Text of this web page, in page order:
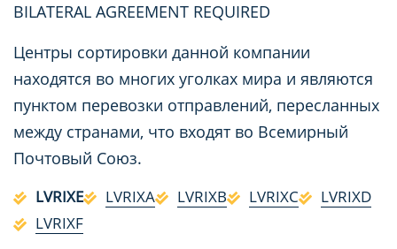
BILATERAL AGREEMENT REQUIRED
Центры сортировки данной компании
находятся во многих уголках мира и являются
пунктом перевозки отправлений, пересланных
между странами, что входят во Всемирный
Почтовый Союз.
LVRIXE LVRIXA LVRIXB LVRIXC
LVRIXD
LVRIXF